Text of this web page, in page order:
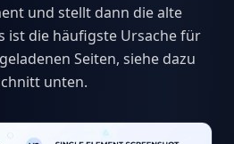
und stellt dann die alte
ist die häufigste Ursache für
Seiten, siehe dazu
unten.